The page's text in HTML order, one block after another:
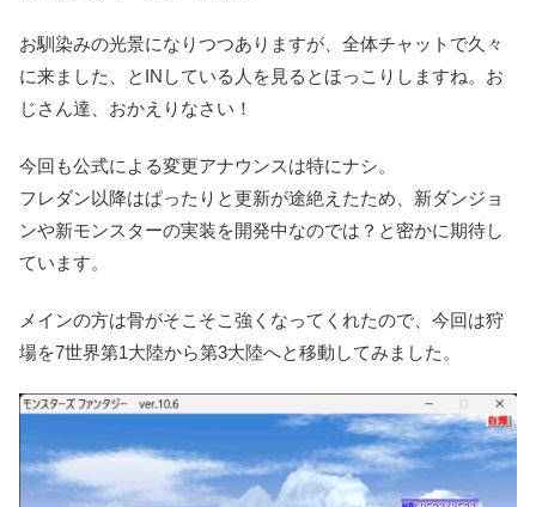
お馴染みの光景になりつつありますが、全体チャットで久々
に来ました、とINしている人を見るとほっこりしますね。お
じさん達、おかえりなさい！
今回も公式による変更アナウンスは特にナシ。
フレダン以降はぱったりと更新が途絶えたため、新ダンジョ
ンや新モンスターの実装を開発中なのでは？と密かに期待し
ています。
メインの方は骨がそこそこ強くなってくれたので、今回は狩
場を7世界第1大陸から第3大陸へと移動してみました。